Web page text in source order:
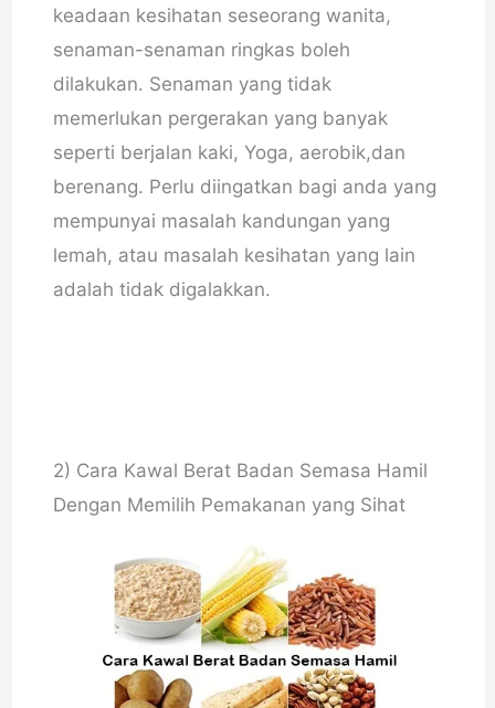
keadaan kesihatan seseorang wanita,
senaman-senaman ringkas boleh
dilakukan. Senaman yang tidak
memerlukan pergerakan yang banyak
seperti berjalan kaki, Yoga, aerobik,dan
berenang. Perlu diingatkan bagi anda yang
mempunyai masalah kandungan yang
lemah, atau masalah kesihatan yang lain
adalah tidak digalakkan.
2) Cara Kawal Berat Badan Semasa Hamil
Dengan Memilih Pemakanan yang Sihat